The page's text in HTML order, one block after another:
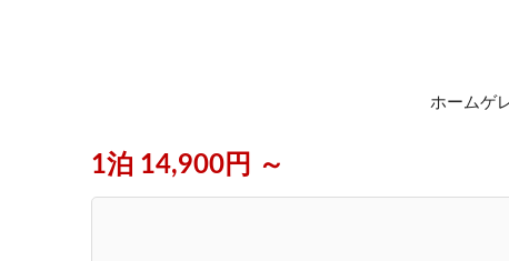
ホームゲ
1泊 14,900円 ～